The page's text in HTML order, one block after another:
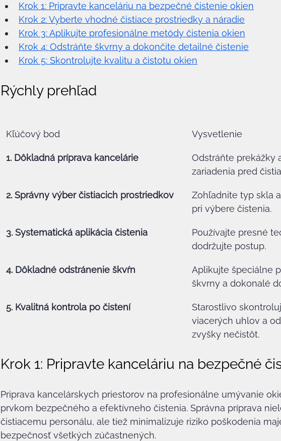
Krok 1: Pripravte kanceláriu na bezpečné čistenie okien
Krok 2: Vyberte vhodné čistiace prostriedky a náradie
Krok 3: Aplikujte profesionálne metódy čistenia okien
Krok 4: Odstráňte škvrny a dokončite detailné čistenie
Krok 5: Skontrolujte kvalitu a čistotu okien
Rýchly prehľad
Kľúčový bod Vysvetlenie
1. Dôkladná príprava kancelárie
Odstráňte prekážky
zariadenia pred
2. Správny výber čistiacich prostriedkov
Zohľadnite typ skla
pri výbere čistenia.
3. Systematická aplikácia čistenia
Používajte presné
dodržujte postup.
4. Dôkladné odstránenie škvŕn
Aplikujte špeciálne
škvrny a dokonalé
5. Kvalitná kontrola po čistení
Starostlivo
viacerých uhlov a
zvyšky nečistôt.
Krok 1: Pripravte kanceláriu na bezpečné
Priprava kancelárskych priestorov na profesionálne umývanie
prvkom bezpečného a efektívneho čistenia. Správna príprava
čistiacemu personálu, ale tiež minimalizuje riziko poškodenia
bezpečnosť všetkých zúčastnených.